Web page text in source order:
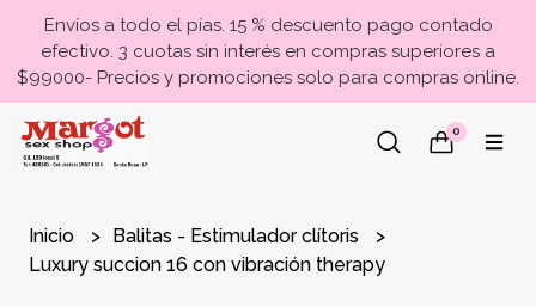
Envíos a todo el pías. 15 % descuento pago contado
efectivo. 3 cuotas sin interés en compras superiores a
$99000- Precios y promociones solo para compras online.
0
Inicio
Balitas - Estimulador clítoris
Luxury succion 16 con vibración therapy